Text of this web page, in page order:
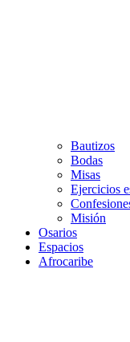
Bautizos
Bodas
Misas
Ejercicios
Misión
Osarios
Espacios
Afrocaribe